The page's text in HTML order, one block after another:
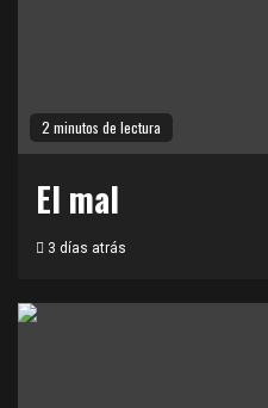
2 minutos de lectura
El mal
3 días atrás